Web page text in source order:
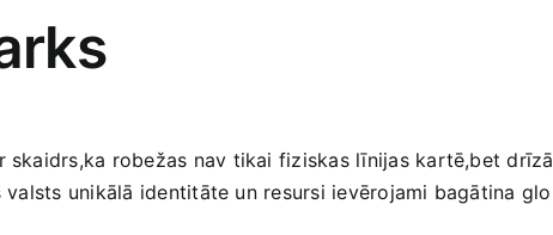
‌robežas nav tikai fiziskas līnijas kartē,bet
unikālā ‌identitāte un resursi ievērojami bagātina